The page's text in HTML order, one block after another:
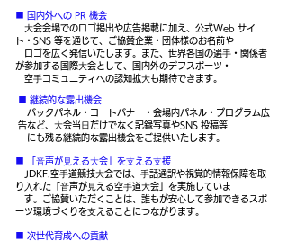
■ 国内外への PR 機会
⼤会会場でのロゴ掲出や広告掲載に加え、公式Web サイ
ト・SNS 等を通じて、ご協賛企業・団体様のお名前や
ロゴを広く発信いたします。また、世界各国の選⼿・関係者
が参加する国際⼤会として、国内外のデフスポーツ・
空⼿コミュニティへの認知拡⼤も期待できます。
■ 継続的な露出機会
バックパネル・コートバナー・会場内パネル・プログラム広
告など、⼤会当⽇だけでなく記録写真やSNS 投稿等
にも残る継続的な露出機会をご提供いたします。
■ 「⾳声が⾒える⼤会」を⽀える⽀援
JDKF.空⼿道競技⼤会では、⼿話通訳や視覚的情報保障を取
り⼊れた「⾳声が⾒える空⼿道⼤会」を実施していま
す。ご協賛いただくことは、誰もが安⼼して参加できるスポ
ーツ環境づくりを⽀えることにつながります。
■ 次世代育成への貢献